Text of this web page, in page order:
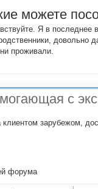
можете
Я в последнее
довольно
проживали.
с
зарубежом,
форума